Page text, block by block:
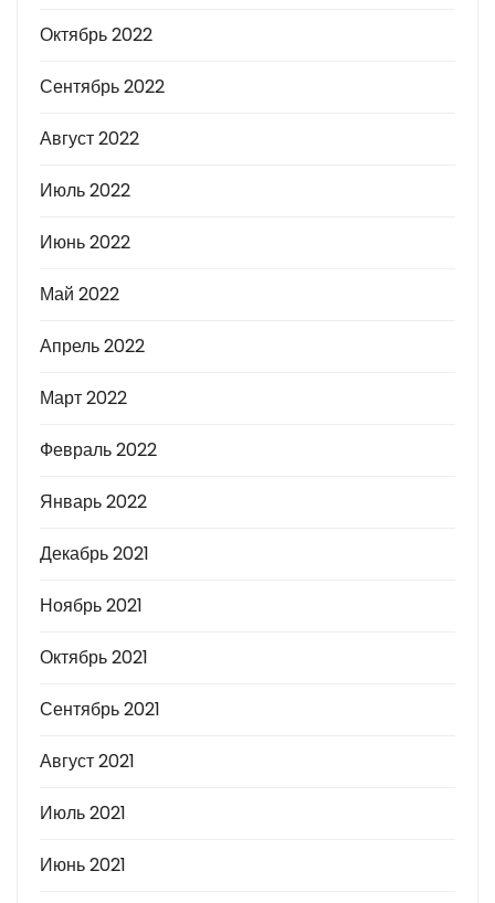
Октябрь 2022
Сентябрь 2022
Август 2022
Июль 2022
Июнь 2022
Май 2022
Апрель 2022
Март 2022
Февраль 2022
Январь 2022
Декабрь 2021
Ноябрь 2021
Октябрь 2021
Сентябрь 2021
Август 2021
Июль 2021
Июнь 2021